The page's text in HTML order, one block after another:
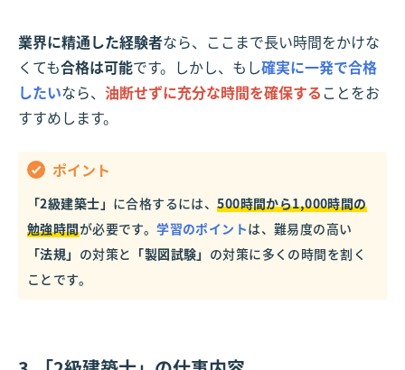
業界に精通した経験者なら、ここまで長い時間をかけな
くても合格は可能です。しかし、もし確実に一発で合格
したいなら、 油断せずに充分な時間を確保することをお
すすめします。
ポイント
「2級建築士」 に合格するには、500時間から1,000時間の
勉強時間が必要です。学習のポイントは、難易度の高い
「法規」 の対策と 「製図試験」 の対策に多くの時間を割く
ことです。